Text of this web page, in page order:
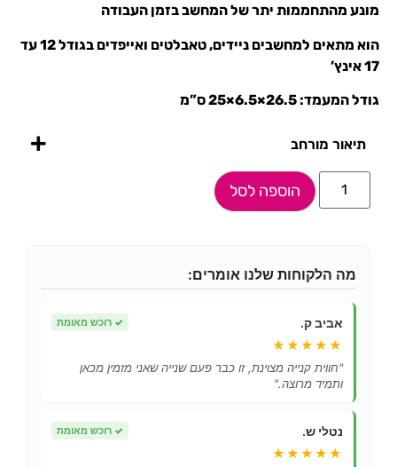
מונע מהתחממות יתר של המחשב בזמן העבודה
הוא מתאים למחשבים ניידים, טאבלטים ואייפדים בגודל 12 עד
17 אינץ’
גודל המעמד: 26.5×6.5×25 ס”מ
תיאור מורחב
הוספה לסל
מה הלקוחות שלנו אומרים:
אביב ק. ✓ רוכש מאומת
★★★★★
"חווית קנייה מצוינת, זו כבר פעם שנייה שאני מזמין מכאן
ותמיד מרוצה."
נטלי ש. ✓ רוכש מאומת
★★★★★